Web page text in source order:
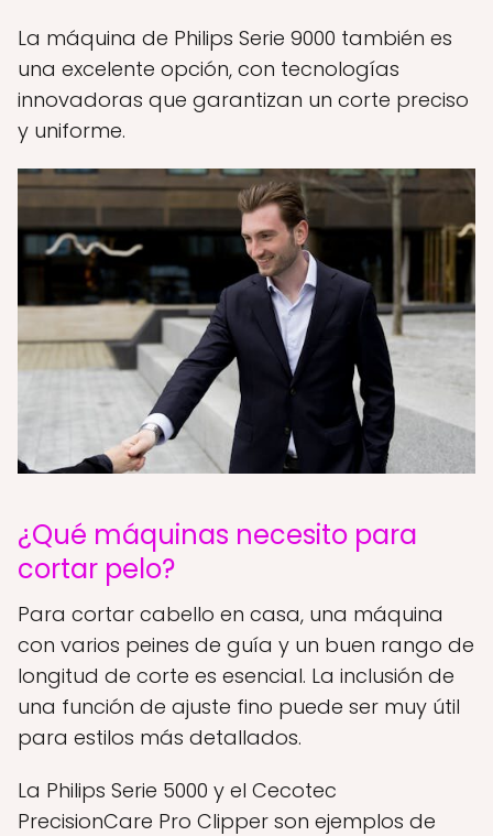
La máquina de Philips Serie 9000 también es
una excelente opción, con tecnologías
innovadoras que garantizan un corte preciso
y uniforme.
¿Qué máquinas necesito para
cortar pelo?
Para cortar cabello en casa, una máquina
con varios peines de guía y un buen rango de
longitud de corte es esencial. La inclusión de
una función de ajuste fino puede ser muy útil
para estilos más detallados.
La Philips Serie 5000 y el Cecotec
PrecisionCare Pro Clipper son ejemplos de